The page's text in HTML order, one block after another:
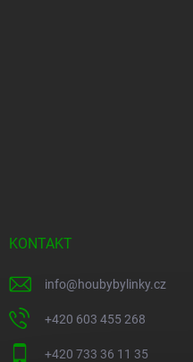
KONTAKT
info@houbybylinky.cz
+420 603 455 268
+420 733 36 11 35